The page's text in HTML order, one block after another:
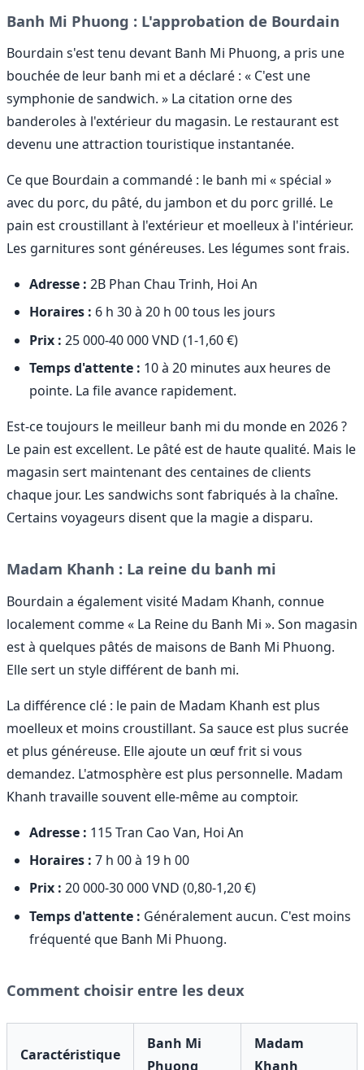
Banh Mi Phuong : L'approbation de Bourdain
Bourdain s'est tenu devant Banh Mi Phuong, a pris une
bouchée de leur banh mi et a déclaré : « C'est une
symphonie de sandwich. » La citation orne des
banderoles à l'extérieur du magasin. Le restaurant est
devenu une attraction touristique instantanée.
Ce que Bourdain a commandé : le banh mi « spécial »
avec du porc, du pâté, du jambon et du porc grillé. Le
pain est croustillant à l'extérieur et moelleux à l'intérieur.
Les garnitures sont généreuses. Les légumes sont frais.
Adresse : 2B Phan Chau Trinh, Hoi An
Horaires : 6 h 30 à 20 h 00 tous les jours
Prix : 25 000-40 000 VND (1-1,60 €)
Temps d'attente : 10 à 20 minutes aux heures de
pointe. La file avance rapidement.
Est-ce toujours le meilleur banh mi du monde en 2026 ?
Le pain est excellent. Le pâté est de haute qualité. Mais le
magasin sert maintenant des centaines de clients
chaque jour. Les sandwichs sont fabriqués à la chaîne.
Certains voyageurs disent que la magie a disparu.
Madam Khanh : La reine du banh mi
Bourdain a également visité Madam Khanh, connue
localement comme « La Reine du Banh Mi ». Son magasin
est à quelques pâtés de maisons de Banh Mi Phuong.
Elle sert un style différent de banh mi.
La différence clé : le pain de Madam Khanh est plus
moelleux et moins croustillant. Sa sauce est plus sucrée
et plus généreuse. Elle ajoute un œuf frit si vous
demandez. L'atmosphère est plus personnelle. Madam
Khanh travaille souvent elle-même au comptoir.
Adresse : 115 Tran Cao Van, Hoi An
Horaires : 7 h 00 à 19 h 00
Prix : 20 000-30 000 VND (0,80-1,20 €)
Temps d'attente : Généralement aucun. C'est moins
fréquenté que Banh Mi Phuong.
Comment choisir entre les deux
Caractéristique
Banh Mi
Phuong
Madam
Khanh